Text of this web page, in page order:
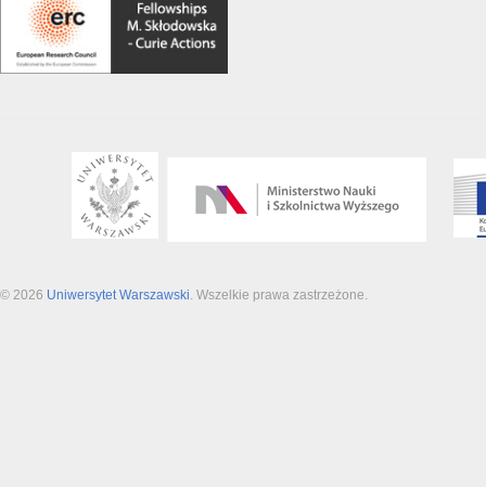
© 2026 Uniwersytet Warszawski . Wszelkie prawa zastrzeżone.